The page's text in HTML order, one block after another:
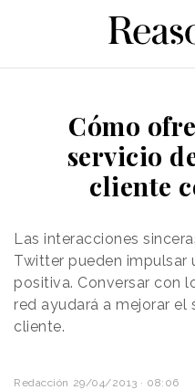
Cómo
servicio
cliente
Las interacciones
Twitter pueden impulsar
positiva. Conversar con
red ayudará a mejorar el
cliente.
Redacción 29/04/2013 · 08:06